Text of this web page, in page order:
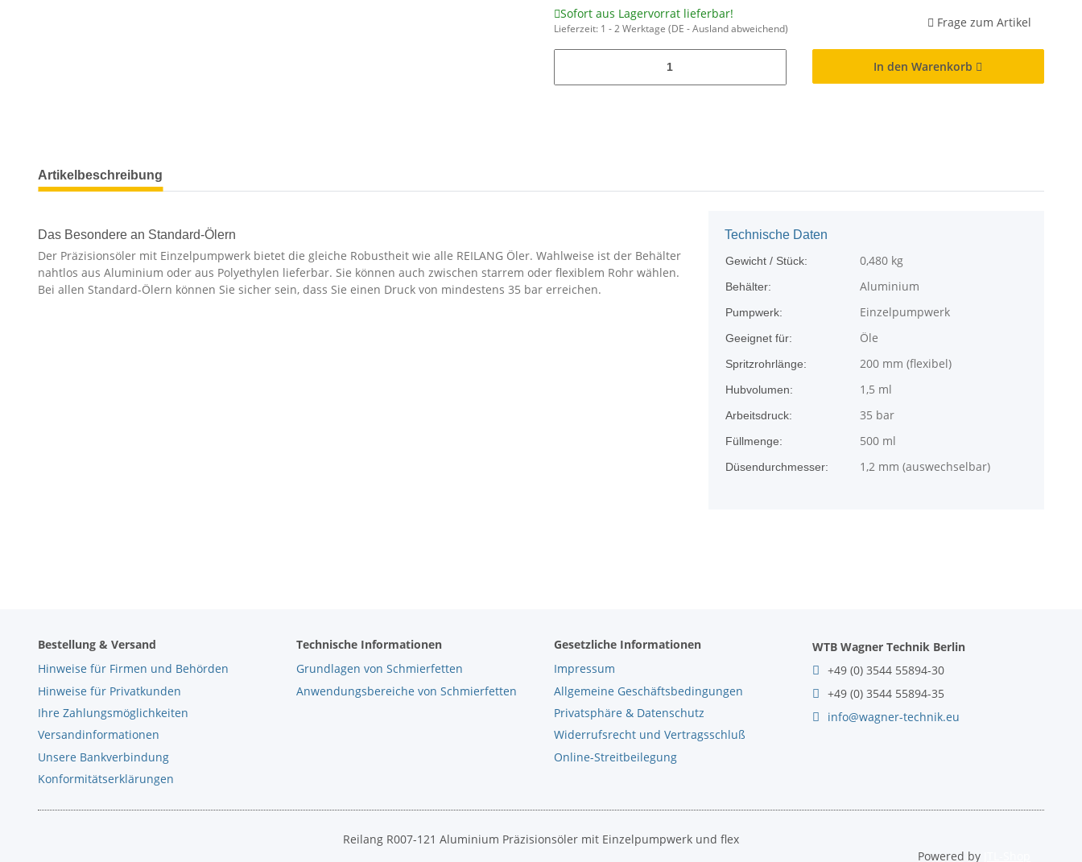
Sofort aus Lagervorrat lieferbar!
Lieferzeit: 1 - 2 Werktage (DE - Ausland abweichend) Frage zum Artikel
In den Warenkorb
Artikelbeschreibung
Das Besondere an Standard-Ölern
Der Präzisionsöler mit Einzelpumpwerk bietet die gleiche Robustheit wie alle REILANG Öler. Wahlweise ist der Behälter
nahtlos aus Aluminium oder aus Polyethylen lieferbar. Sie können auch zwischen starrem oder flexiblem Rohr wählen.
Bei allen Standard-Ölern können Sie sicher sein, dass Sie einen Druck von mindestens 35 bar erreichen.
Technische Daten
Gewicht / Stück: 0,480 kg
Behälter: Aluminium
Pumpwerk: Einzelpumpwerk
Geeignet für: Öle
Spritzrohrlänge: 200 mm (flexibel)
Hubvolumen: 1,5 ml
Arbeitsdruck: 35 bar
Füllmenge: 500 ml
Düsendurchmesser: 1,2 mm (auswechselbar)
Bestellung & Versand
Hinweise für Firmen und Behörden
Hinweise für Privatkunden
Ihre Zahlungsmöglichkeiten
Versandinformationen
Unsere Bankverbindung
Konformitätserklärungen
Technische Informationen
Grundlagen von Schmierfetten
Anwendungsbereiche von Schmierfetten
Gesetzliche Informationen
Impressum
Allgemeine Geschäftsbedingungen
Privatsphäre & Datenschutz
Widerrufsrecht und Vertragsschluß
Online-Streitbeilegung
WTB Wagner Technik Berlin
+49 (0) 3544 55894-30
+49 (0) 3544 55894-35
info@wagner-technik.eu
Reilang R007-121 Aluminium Präzisionsöler mit Einzelpumpwerk und flex
Powered by